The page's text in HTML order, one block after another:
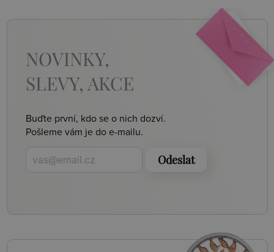
NOVINKY,
SLEVY, AKCE
Buďte první, kdo se o nich dozví.
Pošleme vám je do e-mailu.
Odeslat